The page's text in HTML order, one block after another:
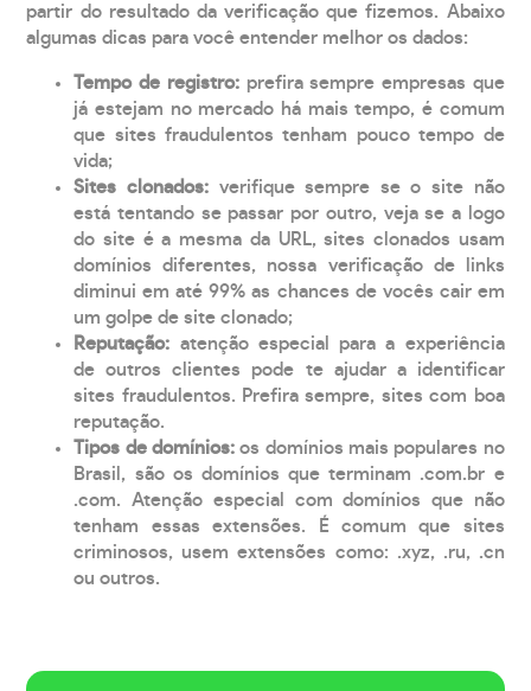
partir do resultado da verificação que fizemos. Abaixo
algumas dicas para você entender melhor os dados:
Tempo de registro: prefira sempre empresas que
já estejam no mercado há mais tempo, é comum
que sites fraudulentos tenham pouco tempo de
vida;
Sites clonados: verifique sempre se o site não
está tentando se passar por outro, veja se a logo
do site é a mesma da URL, sites clonados usam
domínios diferentes, nossa verificação de links
diminui em até 99% as chances de vocês cair em
um golpe de site clonado;
Reputação: atenção especial para a experiência
de outros clientes pode te ajudar a identificar
sites fraudulentos. Prefira sempre, sites com boa
reputação.
Tipos de domínios:os domínios mais populares no
Brasil, são os domínios que terminam .com.br e
.com. Atenção especial com domínios que não
tenham essas extensões. É comum que sites
criminosos, usem extensões como: .xyz, .ru, .cn
ou outros.